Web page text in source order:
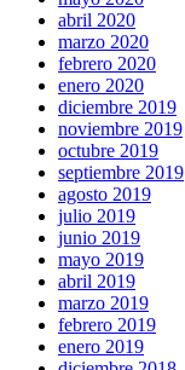
abril 2020
marzo 2020
febrero 2020
enero 2020
diciembre 2019
noviembre 2019
octubre 2019
septiembre 2019
agosto 2019
julio 2019
junio 2019
mayo 2019
abril 2019
marzo 2019
febrero 2019
enero 2019